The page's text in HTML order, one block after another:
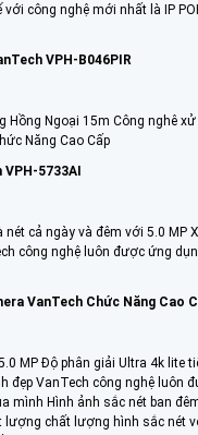
công nghệ mới nhất là IP
VPH-B046PIR
Hồng Ngoại 15m Công nghê
Năng Cao Cấp
5733AI
cả ngày và đêm với 5.0 MP
công nghệ luôn được ứng
VanTech Chức Năng Cao
MP Độ phân giải Ultra 4k lite
đẹp VanTech công nghệ luôn
mình Hình ảnh sắc nét ban
lượng chất lượng hình sắc nét